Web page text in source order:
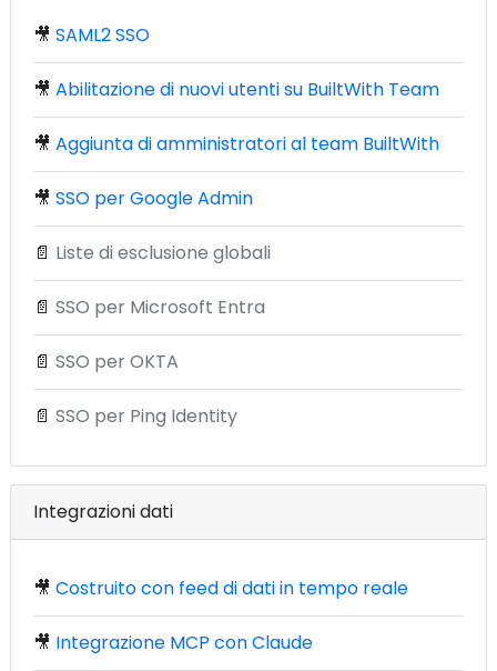
🎥 SAML2 SSO
🎥 Abilitazione di nuovi utenti su BuiltWith Team
🎥 Aggiunta di amministratori al team BuiltWith
🎥 SSO per Google Admin
📄 Liste di esclusione globali
📄 SSO per Microsoft Entra
📄 SSO per OKTA
📄 SSO per Ping Identity
Integrazioni dati
🎥 Costruito con feed di dati in tempo reale
🎥 Integrazione MCP con Claude